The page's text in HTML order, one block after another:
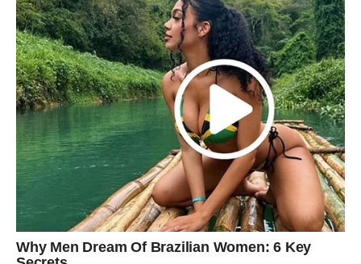
mogu obilježiti naredni period. Ipak, svaki znak dobija
priliku da sazna nešto što će mu pomoći da jasnije vidi
svoju budućnost.
Ponekad jedna vijest promijeni planove. A ponekad
promijeni cijeli život.